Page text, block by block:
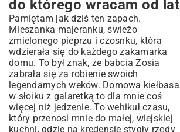
do którego wracam od lat
Pamiętam jak dziś ten zapach.
Mieszanka majeranku, świeżo
zmielonego pieprzu i czosnku, która
wdzierała się do każdego zakamarka
domu. To był znak, że babcia Zosia
zabrała się za robienie swoich
legendarnych weków. Domowa kiełbasa
w słoiku z galaretką to dla mnie coś
więcej niż jedzenie. To wehikuł czasu,
który przenosi mnie do małej, wiejskiej
kuchni, gdzie na kredensie stygły rzędy